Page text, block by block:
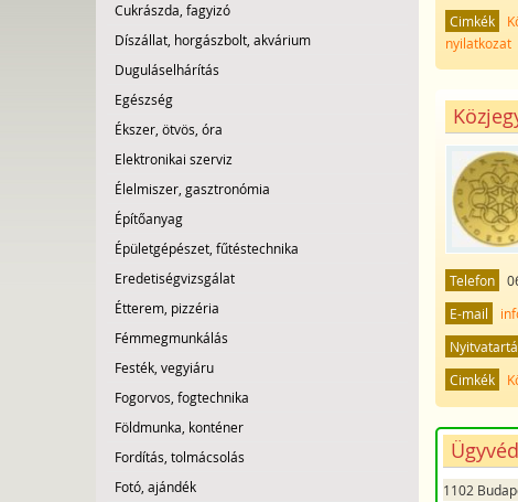
Cukrászda, fagyizó
Díszállat, horgászbolt, akvárium
Duguláselhárítás
Egészség
Ékszer, ötvös, óra
Elektronikai szerviz
Élelmiszer, gasztronómia
Építőanyag
Épületgépészet, fűtéstechnika
Eredetiségvizsgálat
Étterem, pizzéria
Fémmegmunkálás
Festék, vegyiáru
Fogorvos, fogtechnika
Földmunka, konténer
Fordítás, tolmácsolás
Fotó, ajándék
Cimkék
nyilatkozat
Telefon
E-mail
Cimkék
1102